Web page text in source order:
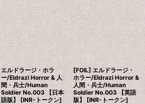
絞り込む
エルドラージ・ホラ
ー/Eldrazi Horror & 人
間・兵士/Human
Soldier No.003 【日本
語版】 [INR-トークン]
[FOIL] エルドラージ・
ホラー/Eldrazi Horror &
人間・兵士/Human
Soldier No.003 【英語
版】 [INR-トークン]